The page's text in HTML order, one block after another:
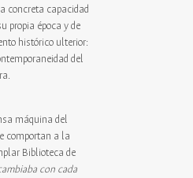
concreta capacidad
propia época y de
histórico ulterior:
del
máquina del
comportan a la
Biblioteca de
con cada